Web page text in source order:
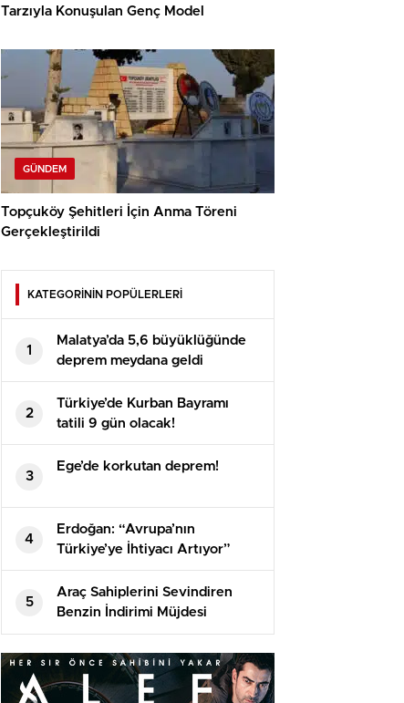
Tarzıyla Konuşulan Genç Model
GÜNDEM
Topçuköy Şehitleri İçin Anma Töreni
Gerçekleştirildi
KATEGORİNİN POPÜLERLERİ
1
Malatya’da 5,6 büyüklüğünde
deprem meydana geldi
2
Türkiye’de Kurban Bayramı
tatili 9 gün olacak!
3
Ege’de korkutan deprem!
4
Erdoğan: “Avrupa’nın
Türkiye’ye İhtiyacı Artıyor”
5
Araç Sahiplerini Sevindiren
Benzin İndirimi Müjdesi